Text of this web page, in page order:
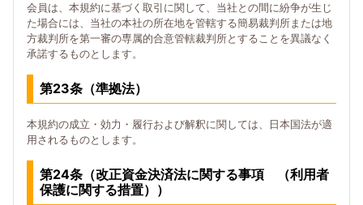
会員は、本規約に基づく取引に関して、当社との間に紛争が生じ
た場合には、当社の本社の所在地を管轄する簡易裁判所または地
方裁判所を第一審の専属的合意管轄裁判所とすることを異議なく
承諾するものとします。
第23条（準拠法）
本規約の成立・効力・履行および解釈に関しては、日本国法が適
用されるものとします。
第24条（改正資金決済法に関する事項 （利用者
保護に関する措置））